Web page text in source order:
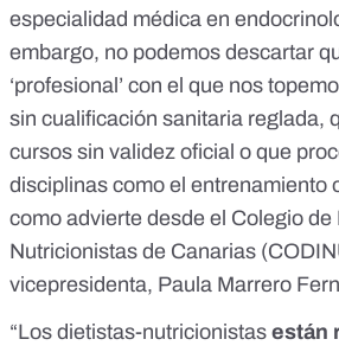
especialidad médica en
embargo, no podemos descartar
‘profesional’ con el que nos
sin cualificación sanitaria reglada,
cursos sin validez oficial o que
disciplinas como el entrenamiento
como advierte desde el Colegio de
Nutricionistas de Canarias
vicepresidenta, Paula Marrero
“Los dietistas-nutricionistas están